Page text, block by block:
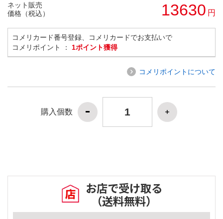
ネット販売
価格（税込）
13630 円
コメリカード番号登録、コメリカードでお支払いで
コメリポイント ： 1ポイント獲得
コメリポイントについて
購入個数
お店で受け取る
（送料無料）